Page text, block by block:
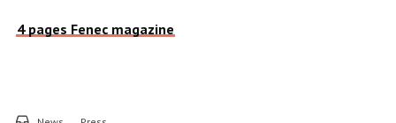
4 pages Fenec magazine